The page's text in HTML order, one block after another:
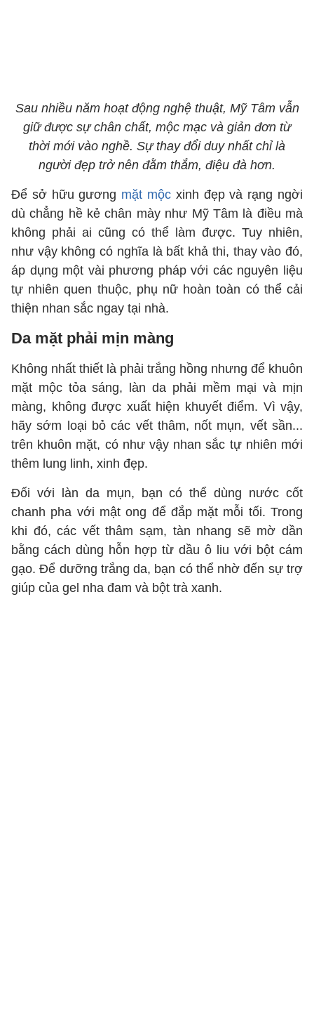
Sau nhiều năm hoạt động nghệ thuật, Mỹ Tâm vẫn
giữ được sự chân chất, mộc mạc và giản đơn từ
thời mới vào nghề. Sự thay đổi duy nhất chỉ là
người đẹp trở nên đằm thắm, điệu đà hơn.
Để sở hữu gương mặt mộc xinh đẹp và rạng ngời
dù chẳng hề kẻ chân mày như Mỹ Tâm là điều mà
không phải ai cũng có thể làm được. Tuy nhiên,
như vậy không có nghĩa là bất khả thi, thay vào đó,
áp dụng một vài phương pháp với các nguyên liệu
tự nhiên quen thuộc, phụ nữ hoàn toàn có thể cải
thiện nhan sắc ngay tại nhà.
Da mặt phải mịn màng
Không nhất thiết là phải trắng hồng nhưng để khuôn
mặt mộc tỏa sáng, làn da phải mềm mại và mịn
màng, không được xuất hiện khuyết điểm. Vì vậy,
hãy sớm loại bỏ các vết thâm, nốt mụn, vết sần...
trên khuôn mặt, có như vậy nhan sắc tự nhiên mới
thêm lung linh, xinh đẹp.
Đối với làn da mụn, bạn có thể dùng nước cốt
chanh pha với mật ong để đắp mặt mỗi tối. Trong
khi đó, các vết thâm sạm, tàn nhang sẽ mờ dần
bằng cách dùng hỗn hợp từ dầu ô liu với bột cám
gạo. Để dưỡng trắng da, bạn có thể nhờ đến sự trợ
giúp của gel nha đam và bột trà xanh.